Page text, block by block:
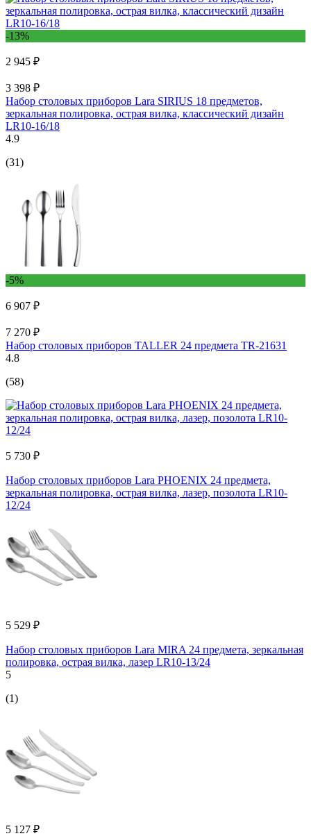
-13%
2 945 ₽
3 398 ₽
Набор столовых приборов Lara SIRIUS 18 предметов,
зеркальная полировка, острая вилка, классический дизайн
LR10-16/18
4.9
(31)
-5%
6 907 ₽
7 270 ₽
Набор столовых приборов TALLER 24 предмета TR-21631
4.8
(58)
5 730 ₽
Набор столовых приборов Lara PHOENIX 24 предмета,
зеркальная полировка, острая вилка, лазер, позолота LR10-
12/24
5 529 ₽
Набор столовых приборов Lara MIRA 24 предмета, зеркальная
полировка, острая вилка, лазер LR10-13/24
5
(1)
5 127 ₽